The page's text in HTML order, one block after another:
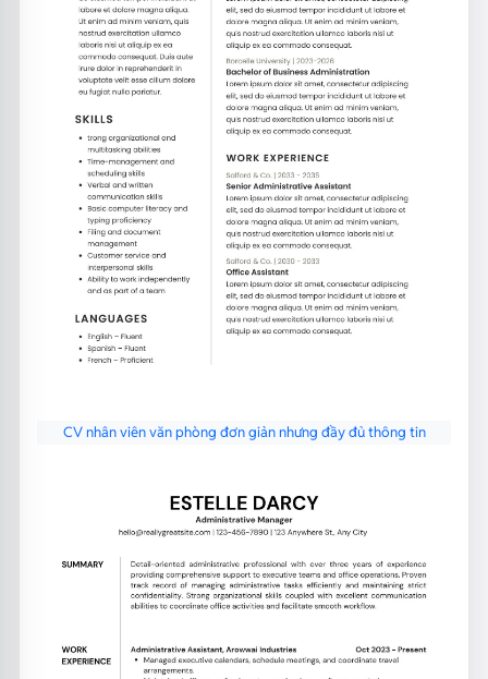
CV nhân viên văn phòng đơn giản nhưng đầy đủ thông tin